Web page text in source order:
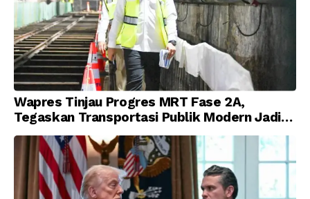
Wapres Tinjau Progres MRT Fase 2A,
Tegaskan Transportasi Publik Modern Jadi
Prioritas Nasional